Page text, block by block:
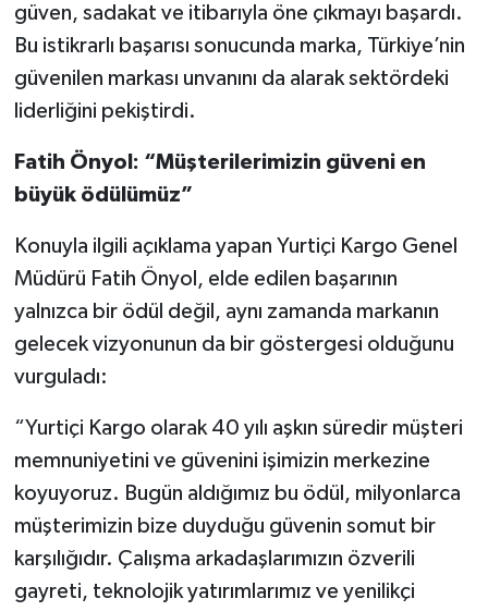
güven, sadakat ve itibarıyla öne çıkmayı başardı.
Bu istikrarlı başarısı sonucunda marka, Türkiye’nin
güvenilen markası unvanını da alarak sektördeki
liderliğini pekiştirdi.
Fatih Önyol: “Müşterilerimizin güveni en
büyük ödülümüz”
Konuyla ilgili açıklama yapan Yurtiçi Kargo Genel
Müdürü Fatih Önyol, elde edilen başarının
yalnızca bir ödül değil, aynı zamanda markanın
gelecek vizyonunun da bir göstergesi olduğunu
vurguladı:
“Yurtiçi Kargo olarak 40 yılı aşkın süredir müşteri
memnuniyetini ve güvenini işimizin merkezine
koyuyoruz. Bugün aldığımız bu ödül, milyonlarca
müşterimizin bize duyduğu güvenin somut bir
karşılığıdır. Çalışma arkadaşlarımızın özverili
gayreti, teknolojik yatırımlarımız ve yenilikçi